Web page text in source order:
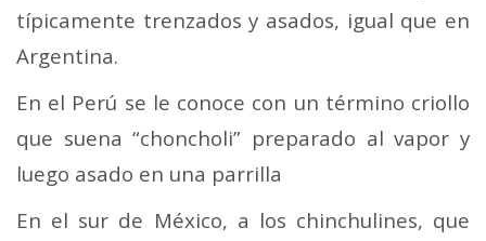
típicamente trenzados y asados, igual que en
Argentina.
En el Perú se le conoce con un término criollo
que suena “choncholi” preparado al vapor y
luego asado en una parrilla
En el sur de México, a los chinchulines, que